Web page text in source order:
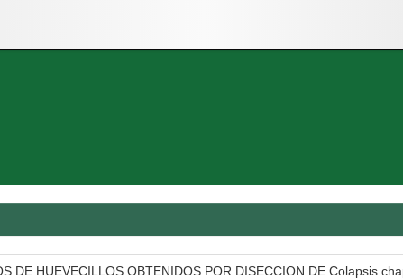
DE HUEVECILLOS OBTENIDOS POR DISECCION DE Colapsis